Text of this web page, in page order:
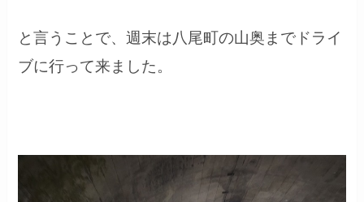
と言うことで、週末は八尾町の山奥までドライ
ブに行って来ました。